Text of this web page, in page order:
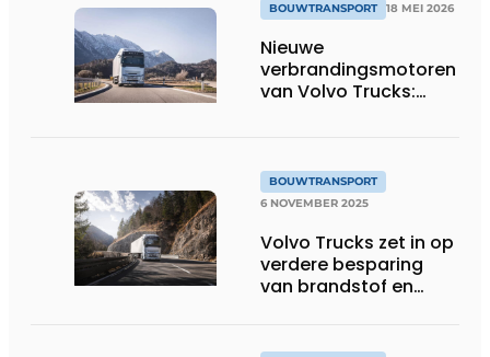
BOUWTRANSPORT 18 MEI 2026
Nieuwe
verbrandingsmotoren
van Volvo Trucks:
brandstoffen
BOUWTRANSPORT
6 NOVEMBER 2025
Volvo Trucks zet in op
verdere besparing
van brandstof en
motortechnologie